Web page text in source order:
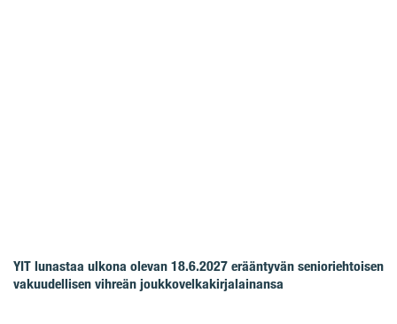
YIT lunastaa ulkona olevan 18.6.2027 erääntyvän senioriehtoisen
vakuudellisen vihreän joukkovelkakirjalainansa